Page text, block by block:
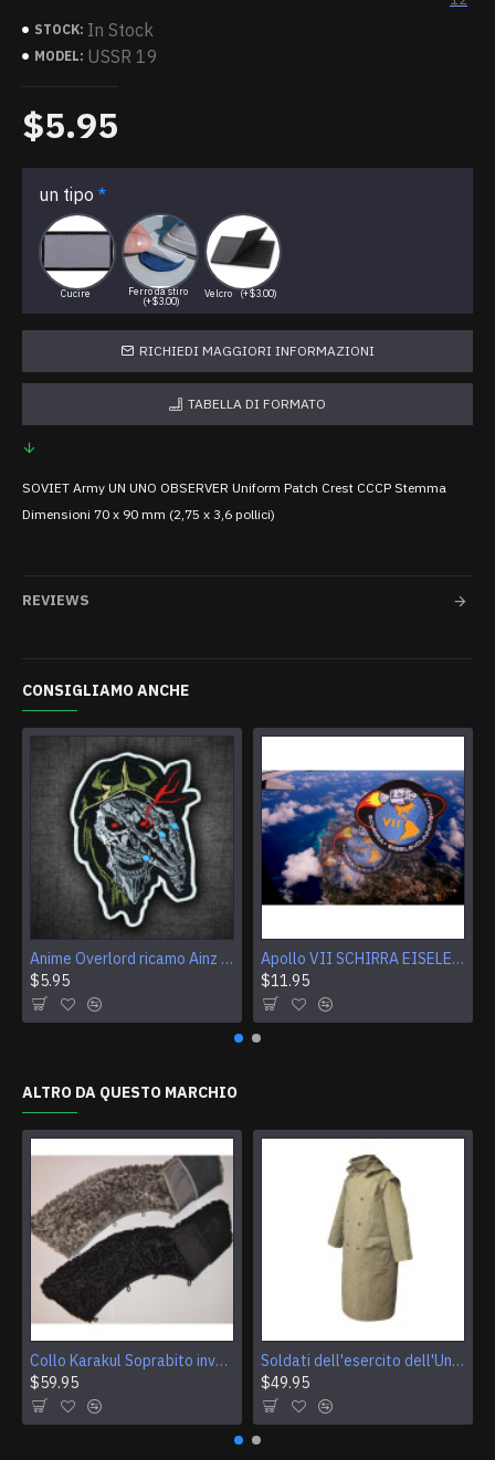
STOCK: In Stock
MODEL: USSR 19
$5.95
un tipo
Cucire
Ferro da stiro
(+$3.00)
Velcro (+$3.00)
RICHIEDI MAGGIORI INFORMAZIONI
TABELLA DI FORMATO
SOVIET Army UN UNO OBSERVER Uniform Patch Crest CCCP Stemma
Dimensioni 70 x 90 mm (2,75 x 3,6 pollici)
REVIEWS
CONSIGLIAMO ANCHE
Anime Overlord ricamo Ainz Ooal Gown patch Sorcerer King Iron-on patch Hook and loop Mga ricamato Sew-on patch Halloween Skull gift
$5.95
Apollo VII SCHIRRA EISELE CUNNINGHAM Logo Patch per ricamo NASA
$11.95
ALTRO DA QUESTO MARCHIO
Collo Karakul Soprabito invernale per generali e ammiragli sovietici Pelliccia di astrakan per cappotti
$59.95
Soldati dell'esercito dell'Unione Sovietica cappotto sentinella kaki mantello militare dell'URSS
$49.95